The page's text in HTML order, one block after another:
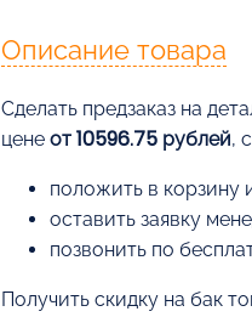
Описание товара
Cделать предзаказ на
цене от 10596.75 рублей,
положить в корзину
оставить заявку
позвонить по
Получить скидку на бак